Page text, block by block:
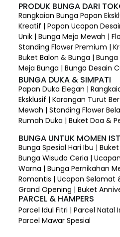
PRODUK BUNGA DARI
Rangkaian Bunga Papan
Kreatif | Papan Ucapan
Unik | Bunga Meja Mewah |
Standing Flower Premium |
Buket Balon & Bunga |
Meja Bunga | Bunga Desain
BUNGA DUKA & SIMPATI
Papan Duka Elegan |
Eksklusif | Karangan Turut
Mewah | Standing Flower
Rumah Duka | Buket Doa &
BUNGA UNTUK MOMEN
Bunga Spesial Hari Ibu |
Bunga Wisuda Ceria |
Warna | Bunga Pernikahan
Romantis | Ucapan Selamat
Grand Opening | Buket
PARCEL & HAMPERS
Parcel Idul Fitri | Parcel Natal
Parcel Mawar Spesial